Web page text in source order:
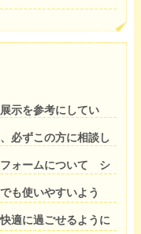
示を参考にしてい
必ずこの方に相談し
フォームについて シ
も使いやすいよう
適に過ごせるように